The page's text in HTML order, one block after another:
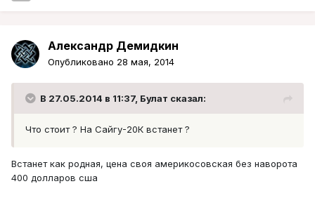
Александр Демидкин
Опубликовано 28 мая, 2014
В 27.05.2014 в 11:37, Булат сказал:
Что стоит ? На Сайгу-20К встанет ?
Встанет как родная, цена своя америкосовская без наворота
400 долларов сша